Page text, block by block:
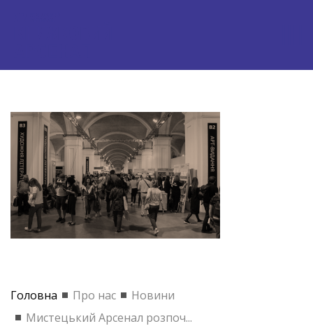
Головна Про нас
Новини
Мистецький Арсенал розпоч...